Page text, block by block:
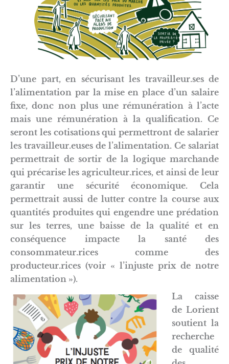
D’une part, en sécurisant les travailleur.ses de
l’alimentation par la mise en place d’un salaire
fixe, donc non plus une rémunération à l’acte
mais une rémunération à la qualification. Ce
seront les cotisations qui permettront de salarier
les travailleur.euses de l’alimentation. Ce salariat
permettrait de sortir de la logique marchande
qui précarise les agriculteur.rices, et ainsi de leur
garantir une sécurité économique. Cela
permettrait aussi de lutter contre la course aux
quantités produites qui engendre une prédation
sur les terres, une baisse de la qualité et en
conséquence impacte la santé des
consommateur.rices comme des
producteur.rices (voir « l’injuste prix de notre
alimentation »).
La caisse
de Lorient
soutient la
recherche
de qualité